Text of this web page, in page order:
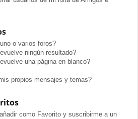
o varios foros?
ningún resultado?
una página en blanco?
propios mensajes y temas?
como Favorito y suscribirme a un